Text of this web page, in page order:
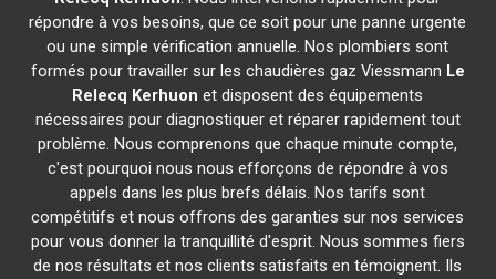
répondre à vos besoins, que ce soit pour une panne urgente
ou une simple vérification annuelle. Nos plombiers sont
formés pour travailler sur les chaudières gaz Viessmann Le
Relecq Kerhuon et disposent des équipements
nécessaires pour diagnostiquer et réparer rapidement tout
problème. Nous comprenons que chaque minute compte,
c'est pourquoi nous nous efforçons de répondre à vos
appels dans les plus brefs délais. Nos tarifs sont
compétitifs et nous offrons des garanties sur nos services
pour vous donner la tranquillité d'esprit. Nous sommes fiers
de nos résultats et nos clients satisfaits en témoignent. Ils